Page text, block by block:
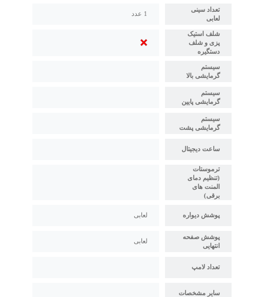
تعداد سینی
لعابی
1 عدد
شلف استیک
پزی و شلف
دستگیره
سیستم
گرمایشی بالا
سیستم
گرمایشی پایین
سیستم
گرمایشی پشت
ساعت دیجیتال
ترموستات
(تنظیم دمای
المنت های
برقی)
پوشش دیواره لعابی
پوشش صفحه
انتهایی
لعابی
تعداد لامپ
سایر مشخصات